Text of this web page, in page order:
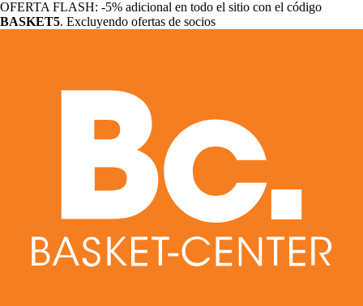
OFERTA FLASH: -5% adicional en todo el sitio con el código
BASKET5. Excluyendo ofertas de socios